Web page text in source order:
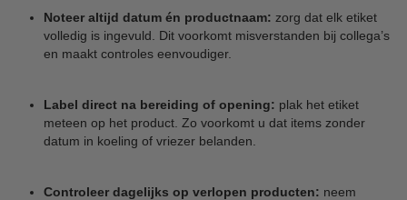
Noteer altijd datum én productnaam: zorg dat elk etiket
volledig is ingevuld. Dit voorkomt misverstanden bij collega’s
en maakt controles eenvoudiger.
Label direct na bereiding of opening: plak het etiket
meteen op het product. Zo voorkomt u dat items zonder
datum in koeling of vriezer belanden.
Controleer dagelijks op verlopen producten: neem